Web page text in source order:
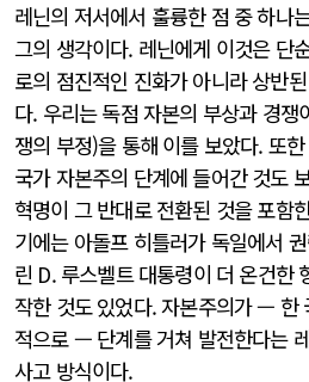
레닌의 저서에서 훌륭한 점 중 하나
그의 생각이다. 레닌에게 이것은 단
로의 점진적인 진화가 아니라 상반
다. 우리는 독점 자본의 부상과 경
쟁의 부정)을 통해 이를 보았다. 또
국가 자본주의 단계에 들어간 것도
혁명이 그 반대로 전환된 것을 포함
기에는 아돌프 히틀러가 독일에서
린 D. 루스벨트 대통령이 더 온건한
작한 것도 있었다. 자본주의가 — 한
적으로 — 단계를 거쳐 발전한다는
사고 방식이다.